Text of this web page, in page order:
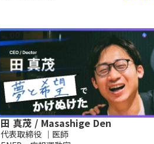
田 真茂 / Masashige Den
代表取締役 ｜医師